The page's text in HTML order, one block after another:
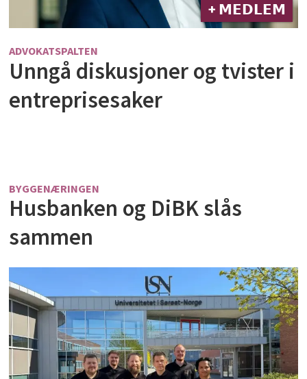
+ 𝗠𝗘𝗗𝗟𝗘𝗠
ADVOKATSPALTEN
Unngå diskusjoner og tvister i
entreprisesaker
BYGGENÆRINGEN
Husbanken og DiBK slås
sammen